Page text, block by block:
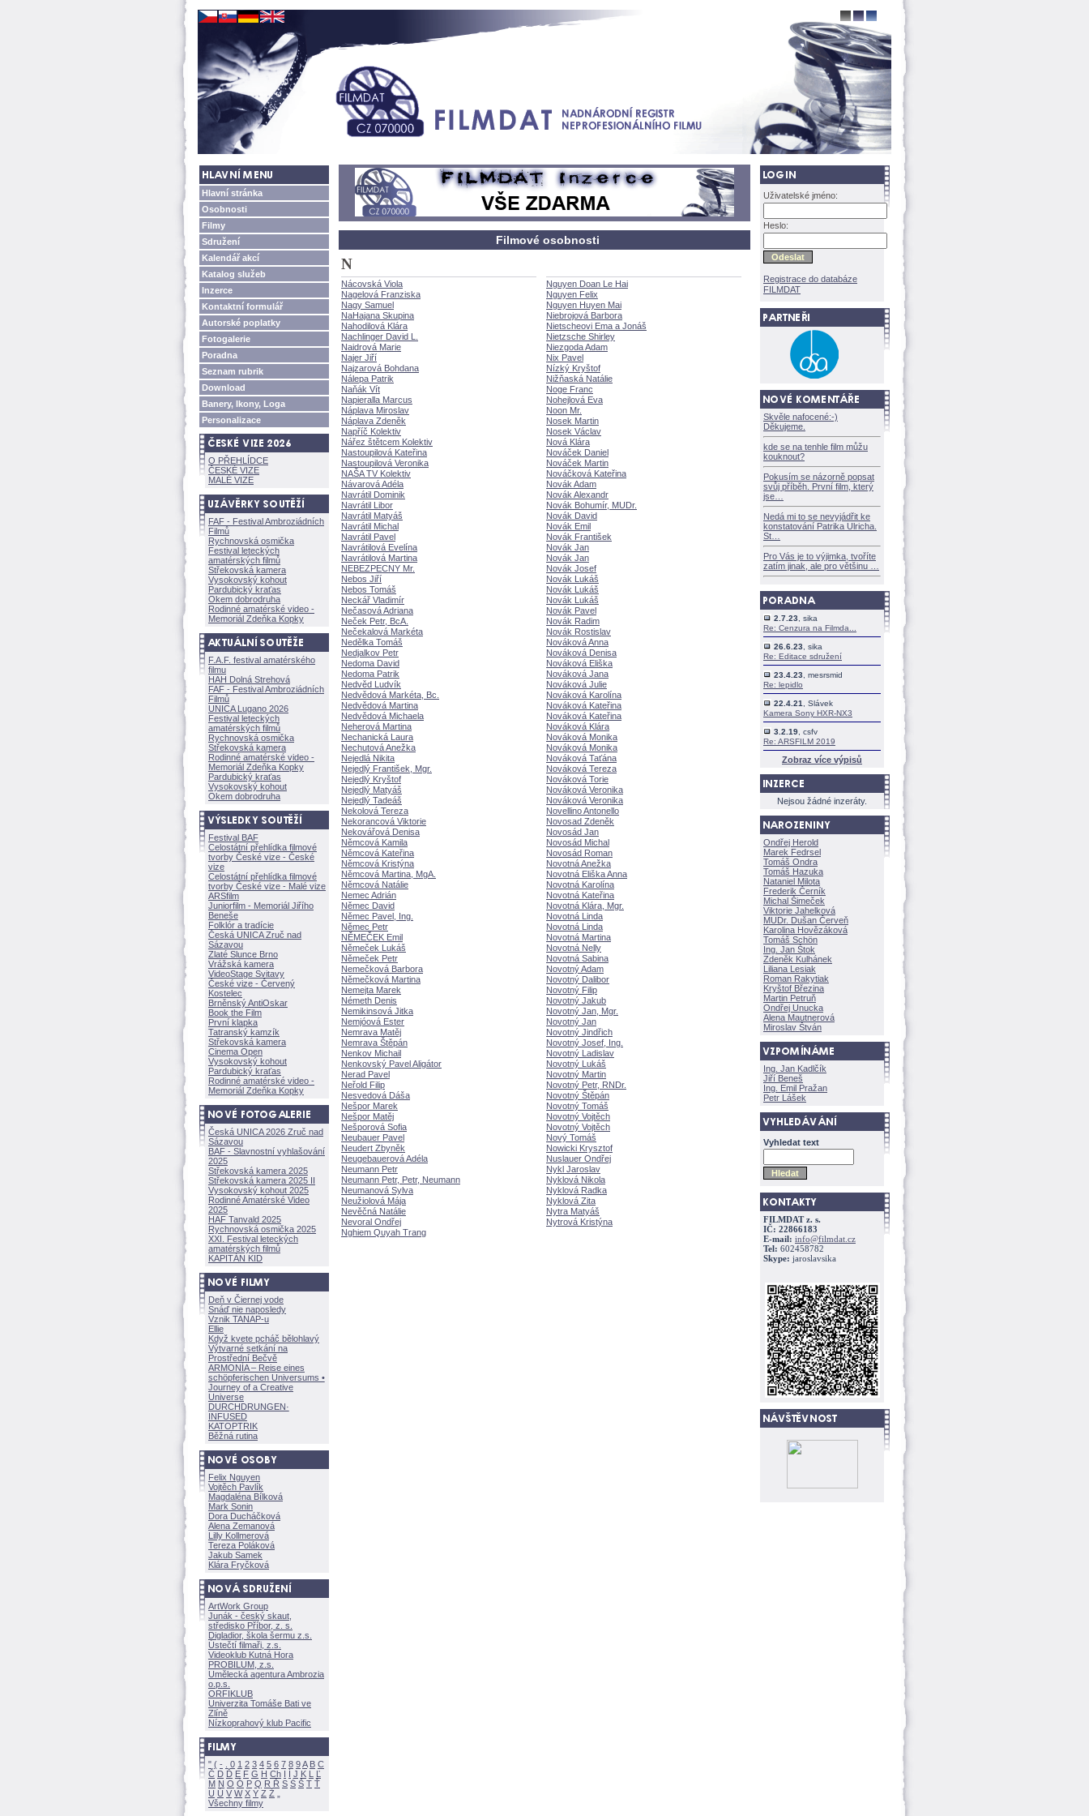
Hlavní stránka
Osobnosti
Filmy
Sdružení
Kalendář akcí
Katalog služeb
Inzerce
Kontaktní formulář
Autorské poplatky
Fotogalerie
Poradna
Seznam rubrik
Download
Banery, Ikony, Loga
Personalizace
O PŘEHLÍDCE
ČESKÉ VIZE
MALÉ VIZE
FAF - Festival Ambroziádních
Filmů
Rychnovská osmička
Festival leteckých
amatérských filmů
Střekovská kamera
Vysokovský kohout
Pardubický kraťas
Okem dobrodruha
Rodinné amatérské video -
Memoriál Zdeňka Kopky
F.A.F. festival amatérského
filmu
HAH Dolná Strehov
FAF - Festival Ambroziádních
Filmů
UNICA Lugano 2026
Festival leteckých
amatérských filmů
Rychnovská osmička
Střekovská kamera
Rodinné amatérské video -
Memoriál Zdeňka Kopky
Pardubický kraťas
Vysokovský kohout
Okem dobrodruha
Festival BAF
Celostátní přehlídka filmové
tvorby České vize - České
vize
Celostátní přehlídka filmové
tvorby České vize - Malé vize
ARSfilm
Juniorfilm - Memoriál Jiřího
Beneše
Folklór a tradície
Česká UNICA Zruč nad
Sázavou
Zlaté Slunce Brno
Vrážská kamera
VideoStage Svitavy
České vize - Červený
Kostelec
Brněnský AntiOskar
Book the Film
První klapka
Tatranský kamzík
Střekovská kamera
Cinema Open
Vysokovský kohout
Pardubický kraťas
Rodinné amatérské video -
Memoriál Zdeňka Kopky
Česká UNICA 2026 Zruč nad
Sázavou
BAF - Slavnostní vyhlašování
2025
Střekovská kamera 2025
Střekovská kamera 2025 II
Vysokovský kohout 2025
Rodinné Amatérské Video
2025
HAF Tanvald 2025
Rychnovská osmička 2025
XXI. Festival leteckých
amatérských filmů
KAPITÁN KID
Deň v Čiernej vode
Snáď nie naposledy
Vznik TANAP-u
Ellie
Když kvete pcháč bělohlavý
Výtvarné setkání na
Prostřední Bečvě
ARMONÍA – Reise eines
schöpferischen Universums •
Journey of a Creative
Universe
DURCHDRUNGEN·
INFUSED
KATOPTRIK
Běžná rutina
Felix Nguyen
Vojtěch Pavlík
Magdaléna Bílkov
Mark Sonin
Dora Ducháčkov
Alena Zemanov
Lilly Kollmerov
Tereza Polákov
Jakub Samek
Klára Fryčkov
ArtWork Group
Junák - český skaut,
středisko Příbor, z. s.
Digladior, škola šermu z.s.
Ústečtí filmaři, z.s.
Videoklub Kutná Hora
PROBILUM, z.s.
Umělecká agentura Ambrozia
o.p.s.
ORFIKLUB
Univerzita Tomáše Bati ve
Zlíně
Nízkoprahový klub Pacific
" ( - 0 1 2 3 4 5 6 7 8 9A B C
Č D Ď E F G H Ch I Í J K L
Ľ
M N O Ó P Q R Ř S Ś T Ť
U Ú V W X Y Z
Všechny filmy
Filmové osobnosti
N
Nácovská Viola
Nagelová Franziska
Nagy Samuel
NaHajana Skupina
Nahodilová Klára
Nachlinger David L.
Naidrová Marie
Najer Jiří
Najzarová Bohdana
Nálepa Patrik
Naňák Vít
Napieralla Marcus
Náplava Miroslav
Náplava Zdeněk
Napříč Kolektiv
Nářez štětcem Kolektiv
Nastoupilová Kateřina
Nastoupilová Veronika
NAŠA TV Kolektiv
Návarová Adéla
Navrátil Dominik
Navrátil Libor
Navrátil Maty
Navrátil Michal
Navrátil Pavel
Navrátilová Evelína
Navrátilová Martina
NEBEZPECNY Mr.
Nebos Jiří
Nebos Tom
Neckář Vladimír
Nečasová Adriana
Neček Petr, BcA.
Nečekalová Markéta
Nedělka Tom
Nedjalkov Petr
Nedoma David
Nedoma Patrik
Nedvěd Ludvík
Nedvědová Markéta, Bc.
Nedvědová Martina
Nedvědová Michaela
Neherová Martina
Nechanická Laura
Nechutová Anežka
Nejedlá Nikita
Nejedlý František, Mgr.
Nejedlý Kryštof
Nejedlý Maty
Nejedlý Tade
Nekolová Tereza
Nekorancová Viktorie
Nekovářová Denisa
Němcová Kamila
Němcová Kateřina
Němcová Kristýna
Němcová Martina, MgA.
Němcová Natálie
Nemec Adrián
Němec David
Němec Pavel, Ing.
Němec Petr
NĚMEČEK Emil
Němeček Luk
Němeček Petr
Nemečková Barbora
Němečková Martina
Nemejta Marek
Németh Denis
Nemikinsová Jitka
Nemjóová Ester
Nemrava Matěj
Nemrava Štěpán
Nenkov Michail
Nenkovský Pavel Aligátor
Nerad Pavel
Neřold Filip
Nesvedová Dáša
Nešpor Marek
Nešpor Matěj
Nešporová Sofia
Neubauer Pavel
Neudert Zbyněk
Neugebauerová Adéla
Neumann Petr
Neumann Petr, Petr, Neumann
Neumanová Sylva
Neužiolová Mája
Nevěčná Natálie
Nevoral Ondřej
Nghiem Quyah Trang
Nguyen Doan Le Hai
Nguyen Felix
Nguyen Huyen Mai
Niebrojová Barbora
Nietscheovi Ema a Jon
Nietzsche Shirley
Niezgoda Adam
Nix Pavel
Nízký Kryštof
Nižňaská Natálie
Noge Franc
Nohejlová Eva
Noon Mr.
Nosek Martin
Nosek Václav
Nová Klára
Nováček Daniel
Nováček Martin
Nováčková Kateřina
Novák Adam
Novák Alexandr
Novák Bohumír, MUDr.
Novák David
Novák Emil
Novák František
Novák Jan
Novák Jan
Novák Josef
Novák Luk
Novák Luk
Novák Luk
Novák Pavel
Novák Radim
Novák Rostislav
Nováková Anna
Nováková Denisa
Nováková Eliška
Nováková Jana
Nováková Julie
Nováková Karolína
Nováková Kateřina
Nováková Kateřina
Nováková Klára
Nováková Monika
Nováková Monika
Nováková Taťána
Nováková Tereza
Nováková Torie
Nováková Veronika
Nováková Veronika
Novellino Antonello
Novosad Zdeněk
Novosád Jan
Novosád Michal
Novosád Roman
Novotná Anežka
Novotná Eliška Anna
Novotná Karolína
Novotná Kateřina
Novotná Klára, Mgr.
Novotná Linda
Novotná Linda
Novotná Martina
Novotná Nelly
Novotná Sabina
Novotný Adam
Novotný Dalibor
Novotný Filip
Novotný Jakub
Novotný Jan, Mgr.
Novotný Jan
Novotný Jindřich
Novotný Josef, Ing.
Novotný Ladislav
Novotný Luk
Novotný Martin
Novotný Petr, RNDr.
Novotný Štěpán
Novotný Tom
Novotný Vojtěch
Novotný Vojtěch
Nový Tom
Nowicki Krysztof
Nuslauer Ondřej
Nykl Jaroslav
Nyklová Nikola
Nyklová Radka
Nyklová Zita
Nytra Maty
Nytrová Kristýna
Uživatelské jméno:
Heslo:
Registrace do databáze
FILMDAT
Skvěle nafocené:-)
Děkujeme.
kde se na tenhle film můžu
kouknout?
Pokusím se názorně popsat
svůj příběh. První film, který
jse
Nedá mi to se nevyjádřit ke
konstatování Patrika Ulricha.
St
Pro Vás je to výjimka, tvoříte
zatím jinak, ale pro většinu
2.7.23 , sika
Re: Cenzura na Filmda...
26.6.23 , sika
Re: Editace sdružení
23.4.23 , mesrsmid
Re: lepidlo
22.4.21
, Slávek
Kamera Sony HXR-NX3
3.2.19 , csfv
Re: ARSFILM 2019
Zobraz více výpisů
Nejsou žádné inzeráty.
Ondřej Herold
Marek Fedrsel
Tomáš Ondra
Tomáš Hazuka
Nataniel Milota
Frederik Černík
Michal Šimeček
Viktorie Jahelkov
MUDr. Dušan Červeň
Karolina Hovězákov
Tomáš Schön
Ing. Jan Štok
Zdeněk Kulhánek
Liliana Lesiak
Roman Rakytiak
Kryštof Březina
Martin Petruň
Ondřej Unucka
Alena Mautnerov
Miroslav Štván
Ing. Jan Kadlčík
Jiří Bene
Ing. Emil Pražan
Petr Lášek
Vyhledat text
FILMDAT z. s.
IČ: 22866183
E-mail: info@filmdat.cz
Tel: 602458782
Skype: jaroslavsika